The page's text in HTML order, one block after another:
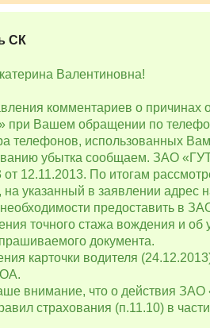
СК
Валентиновна!
комментариев о причинах
при Вашем обращении по
телефонов, использованных
убытка сообщаем. ЗАО
12.11.2013. По итогам
на указанный в заявлении
предоставить в
точного стажа вождения и
документа.
карточки водителя
внимание, что о действия ЗАО
страхования (п.11.10) в